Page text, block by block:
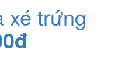
xé trứng